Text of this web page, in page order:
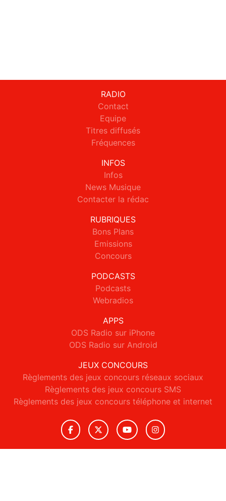
RADIO
Contact
Equipe
Titres diffusés
Fréquences
INFOS
Infos
News Musique
Contacter la rédac
RUBRIQUES
Bons Plans
Emissions
Concours
PODCASTS
Podcasts
Webradios
APPS
ODS Radio sur iPhone
ODS Radio sur Android
JEUX CONCOURS
Règlements des jeux concours réseaux sociaux
Règlements des jeux concours SMS
Règlements des jeux concours téléphone et internet